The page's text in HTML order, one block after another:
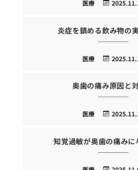
医療
炎症を鎮める飲み物の
医療
奥歯の痛み原因と
医療
知覚過敏が奥歯の痛みに